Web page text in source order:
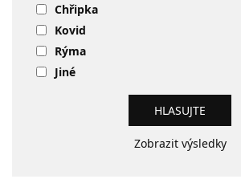
Chřipka
Kovid
Rýma
Jiné
Zobrazit výsledky